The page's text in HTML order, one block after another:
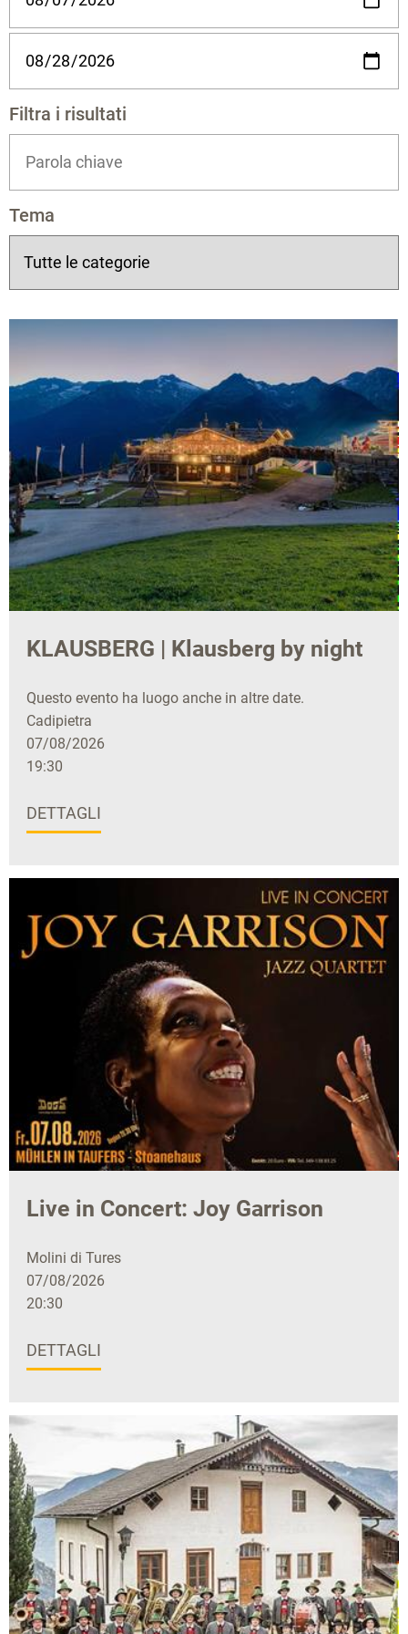
Filtra i risultati
Tema
KLAUSBERG | Klausberg by night
Questo evento ha luogo anche in altre date.
Cadipietra
07/08/2026
19:30
DETTAGLI
Live in Concert: Joy Garrison
Molini di Tures
07/08/2026
20:30
DETTAGLI